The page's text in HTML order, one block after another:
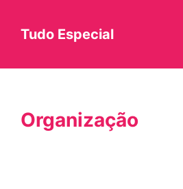
paraTudo Especial
Organização